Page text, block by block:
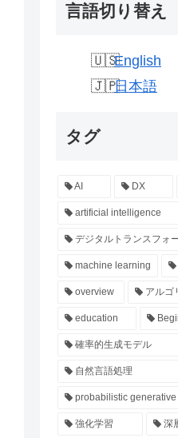
言語切り替え
English
日本語
タグ
AI DX
artificial intelligence
デジタルトランスフォ
machine learning
overview アルゴ
education
確率的生成モデル
自然言語処理
probabilistic
強化学習 深